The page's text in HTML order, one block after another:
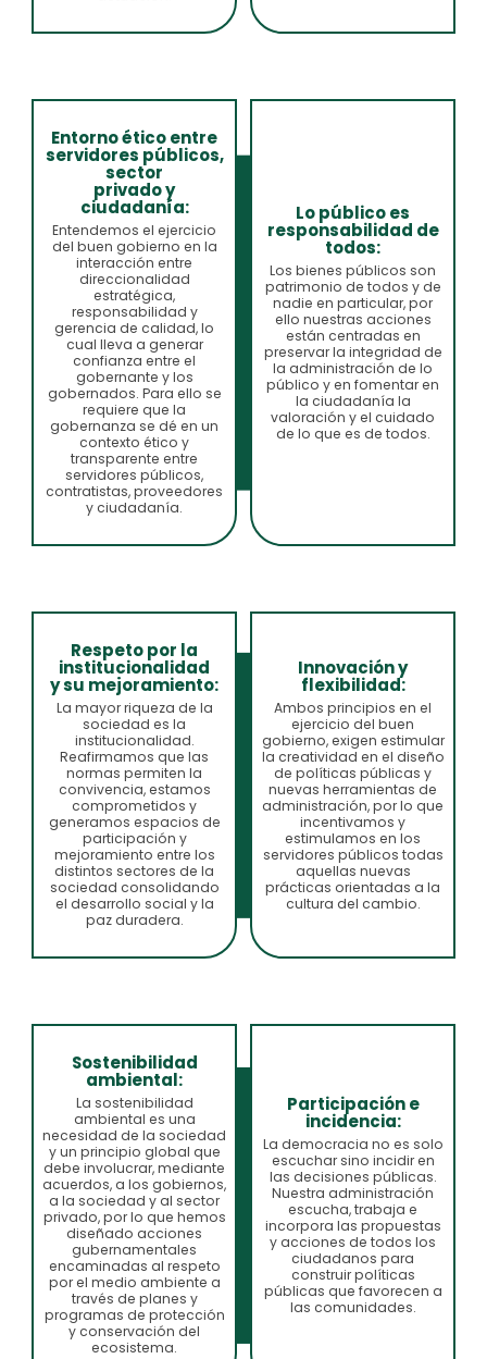
Entorno ético entre
servidores públicos,
sector
privado y
ciudadanía:
Entendemos el ejercicio
del buen gobierno en la
interacción entre
direccionalidad
estratégica,
responsabilidad y
gerencia de calidad, lo
cual lleva a generar
confianza entre el
gobernante y los
gobernados. Para ello se
requiere que la
gobernanza se dé en un
contexto ético y
transparente entre
servidores públicos,
contratistas, proveedores
y ciudadanía.
Lo público es
responsabilidad de
todos:
Los bienes públicos son
patrimonio de todos y de
nadie en particular, por
ello nuestras acciones
están centradas en
preservar la integridad de
la administración de lo
público y en fomentar en
la ciudadanía la
valoración y el cuidado
de lo que es de todos.
Respeto por la
institucionalidad
y su mejoramiento:
La mayor riqueza de la
sociedad es la
institucionalidad.
Reafirmamos que las
normas permiten la
convivencia, estamos
comprometidos y
generamos espacios de
participación y
mejoramiento entre los
distintos sectores de la
sociedad consolidando
el desarrollo social y la
paz duradera.
Innovación y
flexibilidad:
Ambos principios en el
ejercicio del buen
gobierno, exigen estimular
la creatividad en el diseño
de políticas públicas y
nuevas herramientas de
administración, por lo que
incentivamos y
estimulamos en los
servidores públicos todas
aquellas nuevas
prácticas orientadas a la
cultura del cambio.
Sostenibilidad
ambiental:
La sostenibilidad
ambiental es una
necesidad de la sociedad
y un principio global que
debe involucrar, mediante
acuerdos, a los gobiernos,
a la sociedad y al sector
privado, por lo que hemos
diseñado acciones
gubernamentales
encaminadas al respeto
por el medio ambiente a
través de planes y
programas de protección
y conservación del
ecosistema.
Participación e
incidencia:
La democracia no es solo
escuchar sino incidir en
las decisiones públicas.
Nuestra administración
escucha, trabaja e
incorpora las propuestas
y acciones de todos los
ciudadanos para
construir políticas
públicas que favorecen a
las comunidades.